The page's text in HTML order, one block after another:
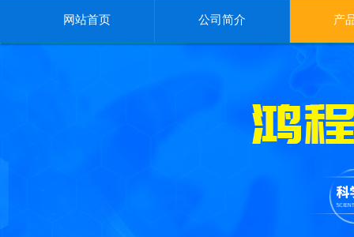
网站首页 公司简介 产